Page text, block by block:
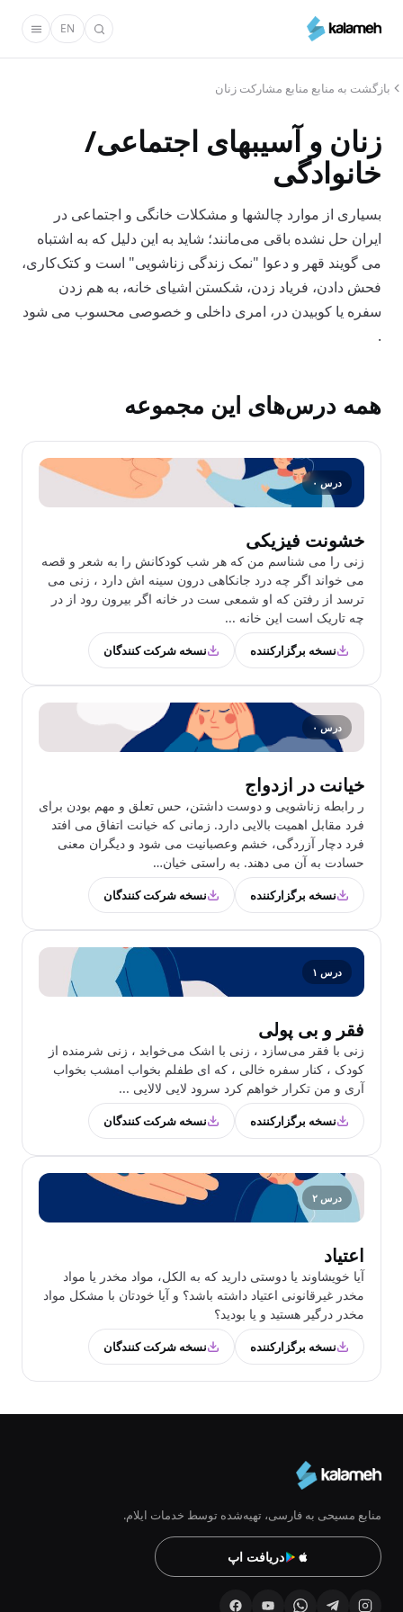
محتوای
EN
بازگشت به منابع منابع مشارکت زنان
زنان و آسیبهای اجتماعی/
خانوادگی
بسیاری از موارد چالشها و مشکلات خانگی و اجتماعی در
ایران حل نشده باقی می‌مانند؛ شاید به این دلیل که به اشتباه
می گویند قهر و دعوا "نمک زندگی زناشویی" است و کتک‌کاری،
فحش دادن، فریاد زدن، شکستن اشیای خانه، به هم زدن
سفره یا کوبیدن در، امری داخلی و خصوصی محسوب می شود
.
همه درس‌های این مجموعه
درس ۰
خشونت فیزیکی
زنی را می شناسم من که هر شب کودکانش را به شعر و قصه
می خواند اگر چه درد جانکاهی درون سینه اش دارد ، زنی می
ترسد از رفتن که او شمعی ست در خانه اگر بیرون رود از در
چه تاریک است این خانه ...
نسخه برگزارکننده نسخه شرکت کنندگان
درس ۰
خیانت در ازدواج
ر رابطه زناشویی و دوست داشتن، حس تعلق و مهم بودن برای
فرد مقابل اهمیت بالایی دارد. زمانی که خیانت اتفاق می افتد
فرد دچار آزردگی، خشم وعصبانیت می شود و دیگران معنی
حسادت به آن می دهند. به راستی خیان…
نسخه برگزارکننده نسخه شرکت کنندگان
درس ۱
فقر و بی پولی
زنی با فقر می‌سازد ، زنی با اشک می‌خوابد ، زنی شرمنده از
کودک ، کنار سفره خالی ، که ای طفلم بخواب امشب بخواب
آری و من تکرار خواهم کرد سرود لایی لالایی ...
نسخه برگزارکننده نسخه شرکت کنندگان
درس ۲
اعتیاد
آیا خویشاوند یا دوستی دارید که به الکل، مواد مخدر یا مواد
مخدر غیرقانونی اعتیاد داشته باشد؟ و آیا خودتان با مشکل مواد
مخدر درگیر هستید و یا بودید؟
نسخه برگزارکننده نسخه شرکت کنندگان
منابع مسیحی به فارسی، تهیه‌شده توسط خدمات ایلام.
دریافت اپ